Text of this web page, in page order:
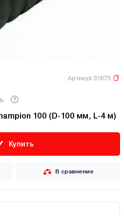
Артикул 31875
100 (D-100 мм, L-4 м)
Купить
В сравнение